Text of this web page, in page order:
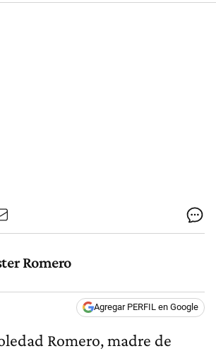
Romero
Agregar PERFIL en Google
Romero, madre de